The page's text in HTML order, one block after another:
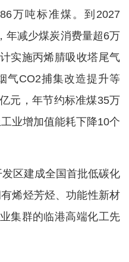
万吨标准煤。到2027
年减少煤炭消费量超6万
实施丙烯腈吸收塔尾气
气CO2捕集改造提升等
元，年节约标准煤35万
业增加值能耗下降10个
区建成全国首批低碳化
烯烃芳烃、功能性新材
集群的临港高端化工先